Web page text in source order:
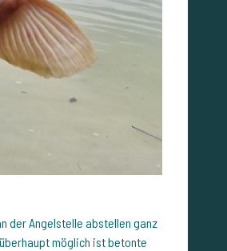
der Angelstelle abstellen ganz
möglich ist betonte